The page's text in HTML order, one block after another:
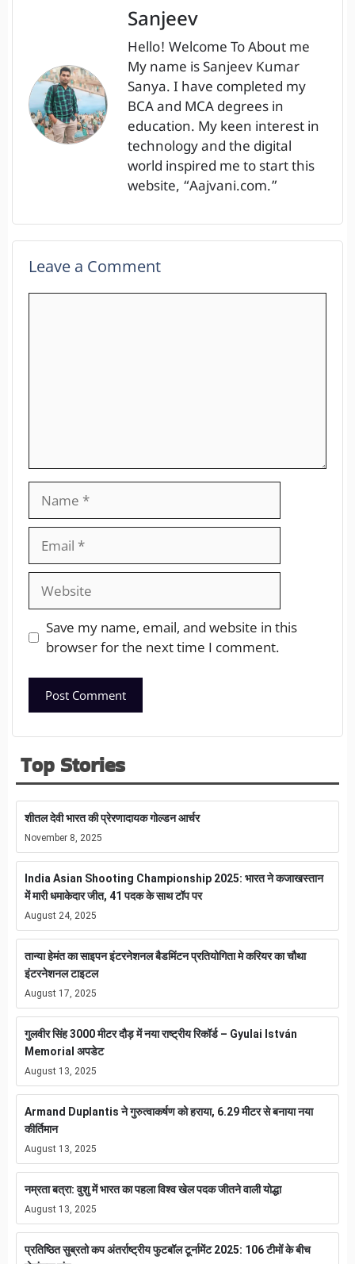
Sanjeev
Hello! Welcome To About me
My name is Sanjeev Kumar
Sanya. I have completed my
BCA and MCA degrees in
education. My keen interest in
technology and the digital
world inspired me to start this
website, “Aajvani.com.”
Leave a Comment
Save my name, email, and website in this
browser for the next time I comment.
Top Stories
शीतल देवी भारत की प्रेरणादायक गोल्डन आर्चर
November 8, 2025
India Asian Shooting Championship 2025: भारत ने कजाखस्तान
में मारी धमाकेदार जीत, 41 पदक के साथ टॉप पर
August 24, 2025
तान्या हेमंत का साइपन इंटरनेशनल बैडमिंटन प्रतियोगिता मे करियर का चौथा
इंटरनेशनल टाइटल
August 17, 2025
गुलवीर सिंह 3000 मीटर दौड़ में नया राष्ट्रीय रिकॉर्ड – Gyulai István
Memorial अपडेट
August 13, 2025
Armand Duplantis ने गुरुत्वाकर्षण को हराया, 6.29 मीटर से बनाया नया
कीर्तिमान
August 13, 2025
नम्रता बत्रा: वुशु में भारत का पहला विश्व खेल पदक जीतने वाली योद्धा
August 13, 2025
प्रतिष्ठित सुब्रतो कप अंतर्राष्ट्रीय फुटबॉल टूर्नामेंट 2025: 106 टीमों के बीच